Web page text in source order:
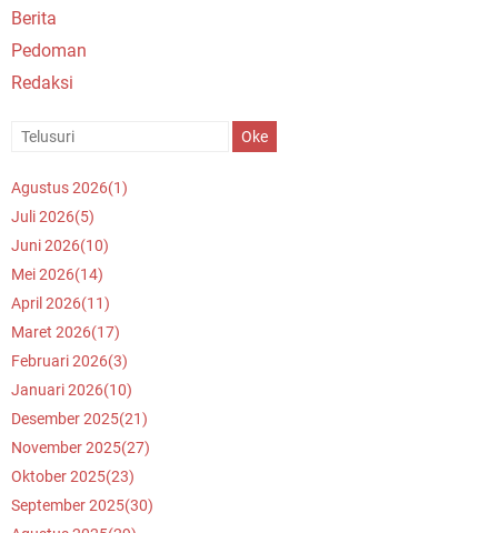
Berita
Pedoman
Redaksi
Agustus 2026(1)
Juli 2026(5)
Juni 2026(10)
Mei 2026(14)
April 2026(11)
Maret 2026(17)
Februari 2026(3)
Januari 2026(10)
Desember 2025(21)
November 2025(27)
Oktober 2025(23)
September 2025(30)